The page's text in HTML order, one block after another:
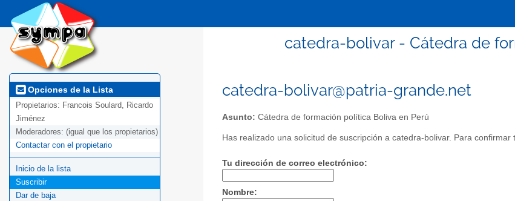
catedra-bolivar - Cátedra de
Opciones de la Lista
Propietarios: Francois Soulard, Ricardo
Jiménez
Moderadores: (igual que los propietarios)
Contactar con el propietario
Inicio de la lista
Suscribir
Dar de baja
catedra-bolivar@patria-grande.net
Asunto: Cátedra de formación política Boliva en Perú
Has realizado una solicitud de suscripción a catedra-bolivar. Para
Tu dirección de correo electrónico:
Nombre: